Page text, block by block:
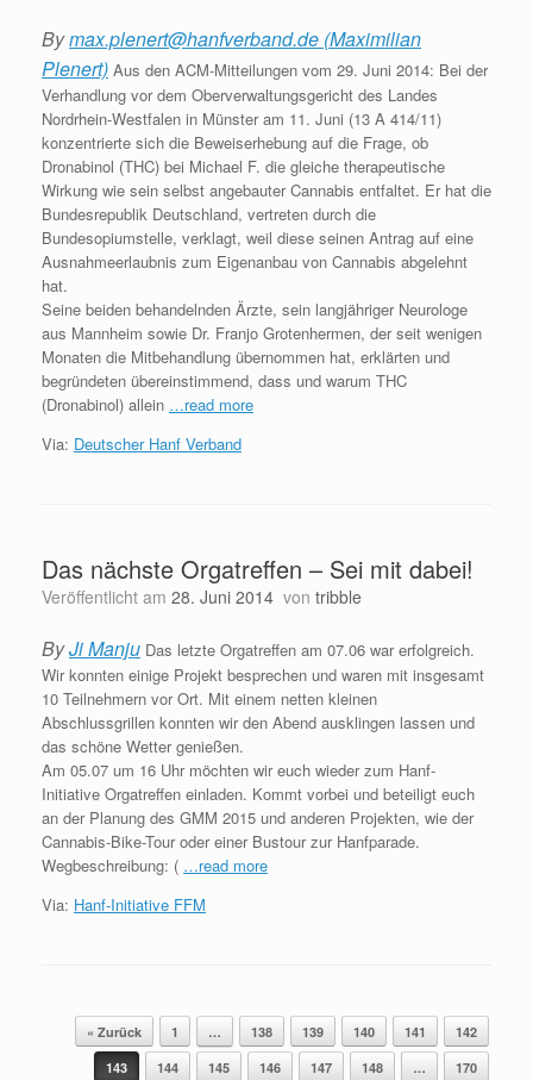
Bymax.plenert@hanfverband.de (Maximilian
Plenert) Aus den ACM-Mitteilungen vom 29. Juni 2014: Bei der
Verhandlung vor dem Oberverwaltungsgericht des Landes
Nordrhein-Westfalen in Münster am 11. Juni (13 A 414/11)
konzentrierte sich die Beweiserhebung auf die Frage, ob
Dronabinol (THC) bei Michael F. die gleiche therapeutische
Wirkung wie sein selbst angebauter Cannabis entfaltet. Er hat die
Bundesrepublik Deutschland, vertreten durch die
Bundesopiumstelle, verklagt, weil diese seinen Antrag auf eine
Ausnahmeerlaubnis zum Eigenanbau von Cannabis abgelehnt
hat.
Seine beiden behandelnden Ärzte, sein langjähriger Neurologe
aus Mannheim sowie Dr. Franjo Grotenhermen, der seit wenigen
Monaten die Mitbehandlung übernommen hat, erklärten und
begründeten übereinstimmend, dass und warum THC
(Dronabinol) allein …read more
Via: Deutscher Hanf Verband
Das nächste Orgatreffen – Sei mit dabei!
Veröffentlicht am 28. Juni 2014 von tribble
ByJi Manju Das letzte Orgatreffen am 07.06 war erfolgreich.
Wir konnten einige Projekt besprechen und waren mit insgesamt
10 Teilnehmern vor Ort. Mit einem netten kleinen
Abschlussgrillen konnten wir den Abend ausklingen lassen und
das schöne Wetter genießen.
Am 05.07 um 16 Uhr möchten wir euch wieder zum Hanf-
Initiative Orgatreffen einladen. Kommt vorbei und beteiligt euch
an der Planung des GMM 2015 und anderen Projekten, wie der
Cannabis-Bike-Tour oder einer Bustour zur Hanfparade.
Wegbeschreibung: ( …read more
Via: Hanf-Initiative FFM
Beitragsnavigation
« Zurück 1 … 138 139 140 141
142
143
144 145 146 147 148 … 170